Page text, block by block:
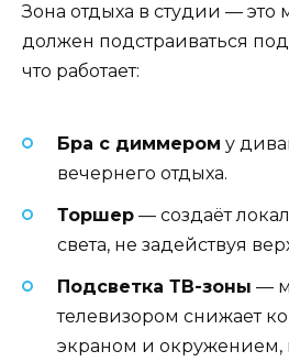
Зона отдыха в студии — это
должен подстраиваться
что работает:
Бра с диммером у
вечернего отдыха.
Торшер — создаёт
света, не задействуя
Подсветка ТВ-зоны —
телевизором снижает
экраном и окружением,